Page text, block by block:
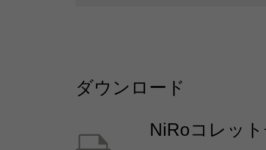
ダウンロード
NiRoコレッ